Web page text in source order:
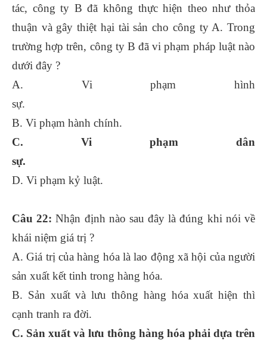
tác, công ty B đã không thực hiện theo như thỏa
thuận và gây thiệt hại tài sản cho công ty A. Trong
trường hợp trên, công ty B đã vi phạm pháp luật nào
dưới đây ?
A. Vi phạm hình
sự.
B. Vi phạm hành chính.
C. Vi phạm dân
sự.
D. Vi phạm kỷ luật.
Câu 22: Nhận định nào sau đây là đúng khi nói về
khái niệm giá trị ?
A. Giá trị của hàng hóa là lao động xã hội của người
sản xuất kết tinh trong hàng hóa.
B. Sản xuất và lưu thông hàng hóa xuất hiện thì
cạnh tranh ra đời.
C. Sản xuất và lưu thông hàng hóa phải dựa trên